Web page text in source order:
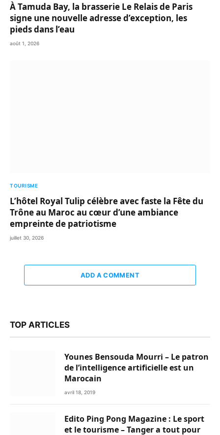
À Tamuda Bay, la brasserie Le Relais de Paris
signe une nouvelle adresse d’exception, les
pieds dans l’eau
août 1, 2026
TOURISME
L’hôtel Royal Tulip célèbre avec faste la Fête du
Trône au Maroc au cœur d’une ambiance
empreinte de patriotisme
juillet 30, 2026
ADD A COMMENT
TOP ARTICLES
Younes Bensouda Mourri – Le patron
de l’intelligence artificielle est un
Marocain
avril 18, 2019
Edito Ping Pong Magazine : Le sport
et le tourisme – Tanger a tout pour